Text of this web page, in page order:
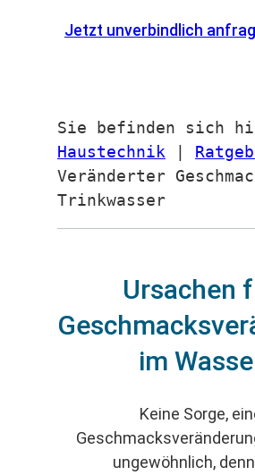
Jetzt unverbindlich
Sie befinden sich
Haustechnik |
Veränderter
Trinkwasser
Ursachen
im
Keine Sorge,
ungewöhnlich,